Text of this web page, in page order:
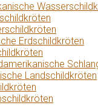
Erdschildkröten
Landschildkröten